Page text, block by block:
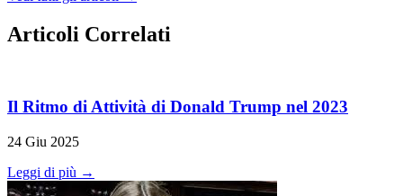
Articoli Correlati
Il Ritmo di Attività di Donald Trump nel 2023
24 Giu 2025
Leggi di più →